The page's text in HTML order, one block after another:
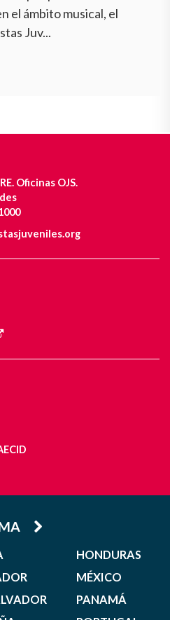
el ámbito musical, el
Juv...
Oficinas OJS.
HONDURAS
MÉXICO
PANAMÁ